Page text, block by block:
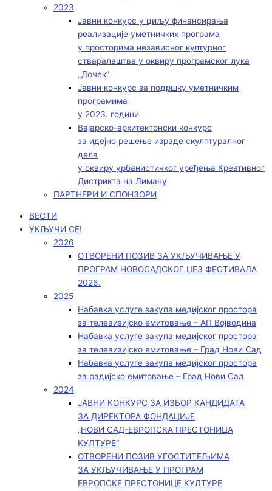
2023
Јавни конкурс у циљу финансирања
реализације уметничких програма
у просторима независног културног
стваралаштва у оквиру програмског лука
„Дочек”
Јавни конкурс за подршку уметничким
програмима
у 2023. години
Вајарско-архитектонски конкурс
за идејно решење израде скулптуралног
дела
у оквиру урбанистичког уређења Креативног
Дистрикта на Лиману
ПАРТНЕРИ И СПОНЗОРИ
ВЕСТИ
УКЉУЧИ СЕ!
2026
ОТВОРЕНИ ПОЗИВ ЗА УКЉУЧИВАЊЕ У
ПРОГРАМ НОВОСАДСКОГ ЏЕЗ ФЕСТИВАЛА
2026.
2025
Набавка услуге закупа медијског простора
за телевизијско емитовање – АП Војводинa
Набавка услуге закупа медијског простора
за телевизијско емитовање – Град Нови Сад
Набавка услуге закупа медијског простора
за радијско емитовање – Град Нови Сад
2024
ЈАВНИ КОНКУРС ЗА ИЗБОР КАНДИДАТА
ЗА ДИРЕКТОРА ФОНДАЦИЈЕ
„НОВИ САД-ЕВРОПСКА ПРЕСТОНИЦА
КУЛТУРЕ“
ОТВОРЕНИ ПОЗИВ УГОСТИТЕЉИМА
ЗА УКЉУЧИВАЊЕ У ПРОГРАМ
ЕВРОПСКЕ ПРЕСТОНИЦЕ КУЛТУРЕ